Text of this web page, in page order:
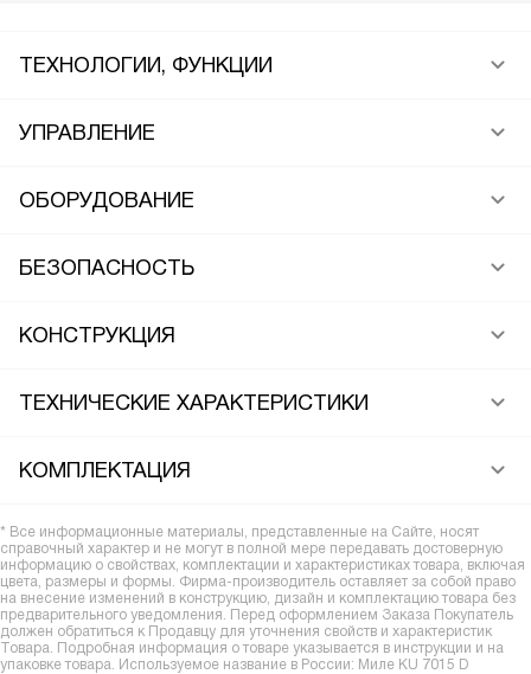
ТЕХНОЛОГИИ, ФУНКЦИИ
УПРАВЛЕНИЕ
ОБОРУДОВАНИЕ
БЕЗОПАСНОСТЬ
КОНСТРУКЦИЯ
ТЕХНИЧЕСКИЕ ХАРАКТЕРИСТИКИ
КОМПЛЕКТАЦИЯ
* Все информационные материалы, представленные на Сайте, носят
справочный характер и не могут в полной мере передавать достоверную
информацию о свойствах, комплектации и характеристиках товара, включая
цвета, размеры и формы. Фирма-производитель оставляет за собой право
на внесение изменений в конструкцию, дизайн и комплектацию товара без
предварительного уведомления. Перед оформлением Заказа Покупатель
должен обратиться к Продавцу для уточнения свойств и характеристик
Товара. Подробная информация о товаре указывается в инструкции и на
упаковке товара. Используемое название в России: Миле KU 7015 D